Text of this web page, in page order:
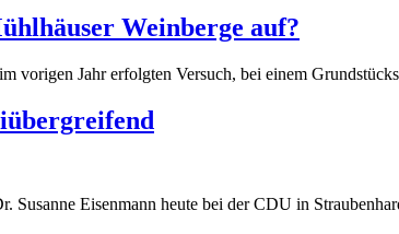
Weinberge auf?
vorigen Jahr erfolgten Versuch, bei einem
Eisenmann heute bei der CDU in